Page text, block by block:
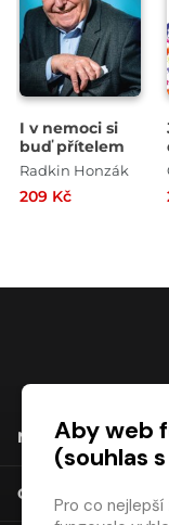
I v nemoci si
buď přítelem
Radkin Honzák
209 Kč
NÁKUP
O SPOLEČNOSTI
Aby web
(souhlas
Pro co